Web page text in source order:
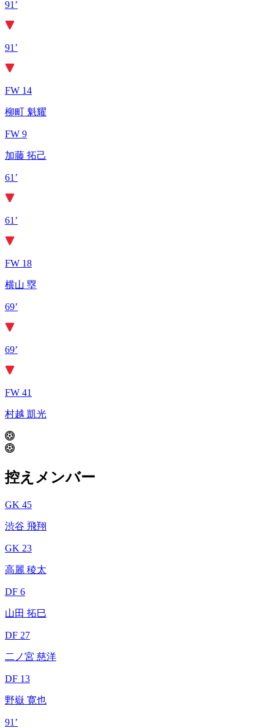
91’
91’
FW 14
柳町 魁耀
FW 9
加藤 拓己
61’
61’
FW 18
横山 塁
69’
69’
FW 41
村越 凱光
控えメンバー
GK 45
渋谷 飛翔
GK 23
高麗 稜太
DF 6
山田 拓巳
DF 27
二ノ宮 慈洋
DF 13
野嶽 寛也
91’